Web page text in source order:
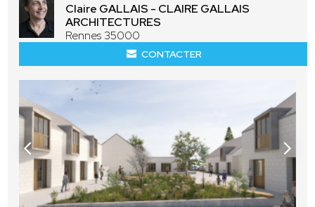
Claire GALLAIS - CLAIRE GALLAIS
ARCHITECTURES
Rennes 35000
CONTACTER